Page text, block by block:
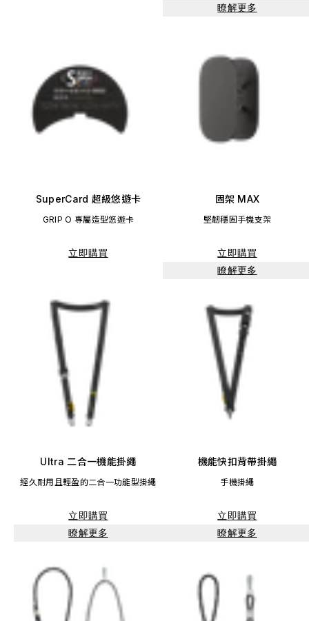
瞭解更多
SuperCard 超級悠遊卡
GRIP O 專屬造型悠遊卡
立即購買
固架 MAX
堅韌穩固手機支架
立即購買
瞭解更多
Ultra 二合一機能掛繩
經久耐用且輕盈的二合一功能型掛繩
立即購買
瞭解更多
機能快扣背帶掛繩
手機掛繩
立即購買
瞭解更多